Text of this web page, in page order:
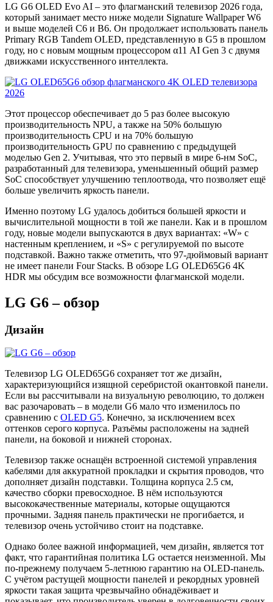
LG G6 OLED Evo AI – это флагманский телевизор 2026 года,
который занимает место ниже модели Signature Wallpaper W6
и выше моделей C6 и B6. Он продолжает использовать панель
Primary RGB Tandem OLED, представленную в G5 в прошлом
году, но с новым мощным процессором α11 AI Gen 3 с двумя
движками искусственного интеллекта.
Этот процессор обеспечивает до 5 раз более высокую
производительность NPU, а также на 50% большую
производительность CPU и на 70% большую
производительность GPU по сравнению с предыдущей
моделью Gen 2. Учитывая, что это первый в мире 6-нм SoC,
разработанный для телевизора, уменьшенный общий размер
SoC способствует улучшению теплоотвода, что позволяет ещё
больше увеличить яркость панели.
Именно поэтому LG удалось добиться большей яркости и
вычислительной мощности в той же панели. Как и в прошлом
году, новые модели выпускаются в двух вариантах: «W» с
настенным креплением, и «S» с регулируемой по высоте
подставкой. Важно также отметить, что 97-дюймовый вариант
не имеет панели Four Stacks. В обзоре LG OLED65G6 4K
HDR мы обсудим все возможности флагманской модели.
LG G6 – обзор
Дизайн
Телевизор LG OLED65G6 сохраняет тот же дизайн,
характеризующийся изящной серебристой окантовкой панели.
Если вы рассчитывали на визуальную революцию, то должен
вас разочаровать – в модели G6 мало что изменилось по
сравнению с OLED G5. Конечно, за исключением всех
оттенков серого корпуса. Разъёмы расположены на задней
панели, на боковой и нижней сторонах.
Телевизор также оснащён встроенной системой управления
кабелями для аккуратной прокладки и скрытия проводов, что
дополняет дизайн подставки. Толщина корпуса 2.5 см,
качество сборки превосходное. В нём используются
высококачественные материалы, которые ощущаются
прочными. Задняя панель практически не прогибается, и
телевизор очень устойчиво стоит на подставке.
Однако более важной информацией, чем дизайн, является тот
факт, что гарантийная политика LG остается неизменной. Мы
по-прежнему получаем 5-летнюю гарантию на OLED-панель.
С учётом растущей мощности панелей и рекордных уровней
яркости такая защита чрезвычайно обнадёживает и